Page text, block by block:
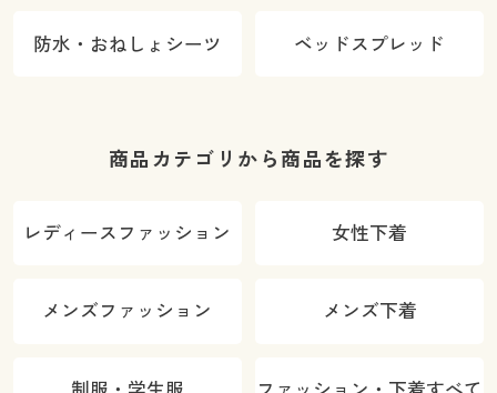
防水・おねしょシーツ ベッドスプレッド
商品カテゴリから商品を探す
レディースファッション 女性下着
メンズファッション メンズ下着